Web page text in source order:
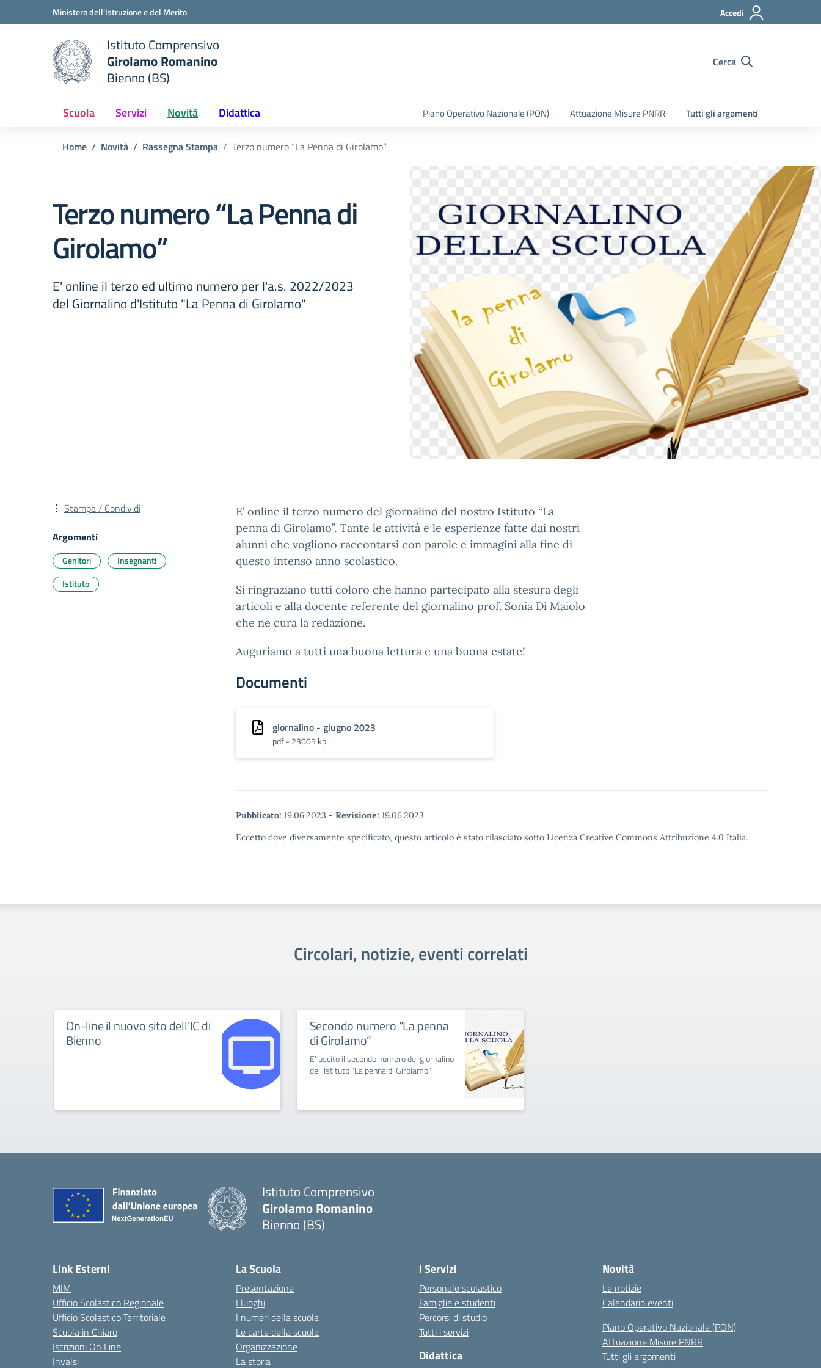
Vai ai contenuti
Vai al menu di navigazioneMinistero dell'Istruzione e del Merito Accedi
scuola
Istituto Comprensivo
Girolamo Romanino
Bienno (BS)
Cerca
Scuola Servizi Novità Didattica Piano Operativo Nazionale (PON) Attuazione Misure PNRR Tutti gli argomenti
Home Novità Rassegna Stampa Terzo numero “La Penna di Girolamo”
Terzo numero “La Penna di
Girolamo”
E' online il terzo ed ultimo numero per l'a.s. 2022/2023
del Giornalino d'Istituto "La Penna di Girolamo"
E’ online il terzo numero del giornalino del nostro Istituto “La
penna di Girolamo”. Tante le attività e le esperienze fatte dai nostri
alunni che vogliono raccontarsi con parole e immagini alla fine di
questo intenso anno scolastico.
Si ringraziano tutti coloro che hanno partecipato alla stesura degli
articoli e alla docente referente del giornalino prof. Sonia Di Maiolo
che ne cura la redazione.
Auguriamo a tutti una buona lettura e una buona estate!
Documenti
giornalino - giugno 2023
pdf - 23005 kb
Pubblicato: 19.06.2023 - Revisione: 19.06.2023
Eccetto dove diversamente specificato, questo articolo è stato rilasciato sotto Licenza Creative Commons Attribuzione 4.0 Italia.
Stampa / Condividi
Argomenti
Genitori
Insegnanti
Istituto
Circolari, notizie, eventi correlati
On-line il nuovo sito dell’IC di
Bienno
Secondo numero “La penna
di Girolamo”
E' uscito il secondo numero del giornalino
dell'Istituto "La penna di Girolamo".
Istituto Comprensivo
Girolamo Romanino
Bienno (BS)
Link Esterni
MIM
Ufficio Scolastico Regionale
Ufficio Scolastico Territoriale
Scuola in Chiaro
Iscrizioni On Line
Invalsi
La Scuola
Presentazione
I luoghi
I numeri della scuola
Le carte della scuola
Organizzazione
La storia
I Servizi
Personale scolastico
Famiglie e studenti
Percorsi di studio
Tutti i servizi
Didattica
Novità
Le notizie
Calendario eventi
Piano Operativo Nazionale (PON)
Attuazione Misure PNRR
Tutti gli argomenti